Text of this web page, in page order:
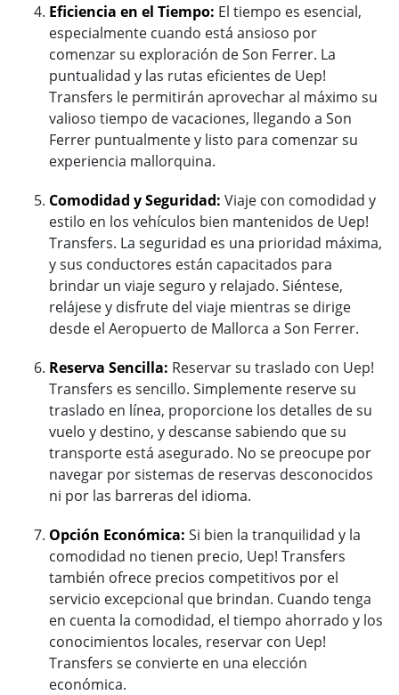
Eficiencia en el Tiempo: El tiempo es esencial,
especialmente cuando está ansioso por
comenzar su exploración de Son Ferrer. La
puntualidad y las rutas eficientes de Uep!
Transfers le permitirán aprovechar al máximo su
valioso tiempo de vacaciones, llegando a Son
Ferrer puntualmente y listo para comenzar su
experiencia mallorquina.
Comodidad y Seguridad: Viaje con comodidad y
estilo en los vehículos bien mantenidos de Uep!
Transfers. La seguridad es una prioridad máxima,
y sus conductores están capacitados para
brindar un viaje seguro y relajado. Siéntese,
relájese y disfrute del viaje mientras se dirige
desde el Aeropuerto de Mallorca a Son Ferrer.
Reserva Sencilla: Reservar su traslado con Uep!
Transfers es sencillo. Simplemente reserve su
traslado en línea, proporcione los detalles de su
vuelo y destino, y descanse sabiendo que su
transporte está asegurado. No se preocupe por
navegar por sistemas de reservas desconocidos
ni por las barreras del idioma.
Opción Económica: Si bien la tranquilidad y la
comodidad no tienen precio, Uep! Transfers
también ofrece precios competitivos por el
servicio excepcional que brindan. Cuando tenga
en cuenta la comodidad, el tiempo ahorrado y los
conocimientos locales, reservar con Uep!
Transfers se convierte en una elección
económica.